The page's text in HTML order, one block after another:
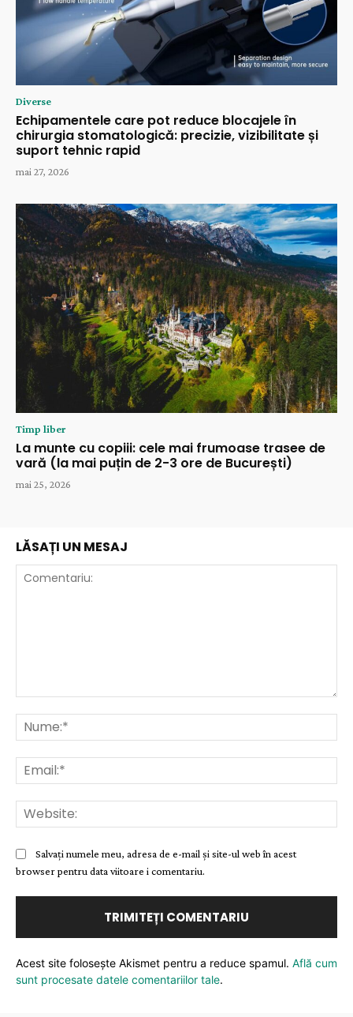
Diverse
Echipamentele care pot reduce blocajele în
chirurgia stomatologică: precizie, vizibilitate și
suport tehnic rapid
mai 27, 2026
Timp liber
La munte cu copiii: cele mai frumoase trasee de
vară (la mai puțin de 2-3 ore de București)
mai 25, 2026
LĂSAȚI UN MESAJ
Salvați numele meu, adresa de e-mail și site-ul web în acest
browser pentru data viitoare i comentariu.
Acest site folosește Akismet pentru a reduce spamul. Află cum
sunt procesate datele comentariilor tale.